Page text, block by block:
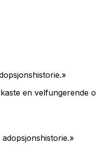
en velfungerende